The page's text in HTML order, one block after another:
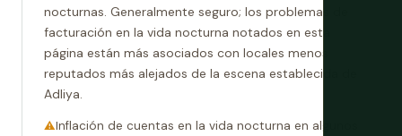
nocturnas. Generalmente seguro; los problemas de
facturación en la vida nocturna notados en esta
página están más asociados con locales menos
reputados más alejados de la escena establecida de
Adliya.
Inflación de cuentas en la vida nocturna en algunos